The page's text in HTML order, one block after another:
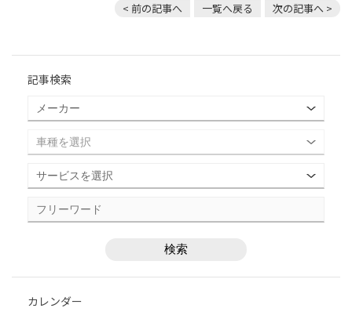
< 前の記事へ 一覧へ戻る 次の記事へ >
記事検索
カレンダー